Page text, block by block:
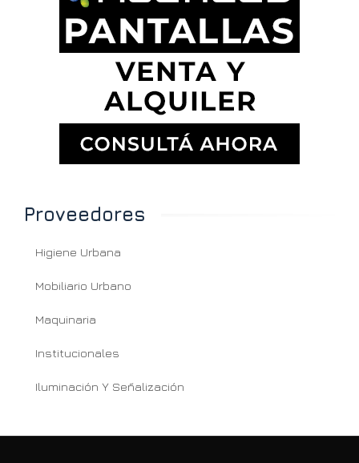
Proveedores
Higiene Urbana
Mobiliario Urbano
Maquinaria
Institucionales
Iluminación Y Señalización